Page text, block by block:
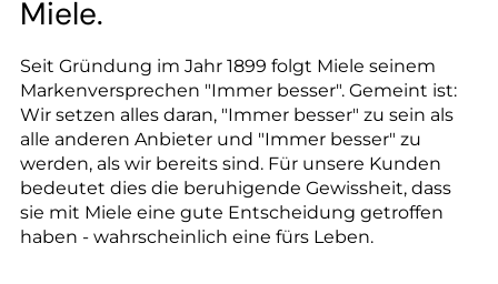
Miele.
Seit Gründung im Jahr 1899 folgt Miele seinem
Markenversprechen "Immer besser". Gemeint ist:
Wir setzen alles daran, "Immer besser" zu sein als
alle anderen Anbieter und "Immer besser" zu
werden, als wir bereits sind. Für unsere Kunden
bedeutet dies die beruhigende Gewissheit, dass
sie mit Miele eine gute Entscheidung getroffen
haben - wahrscheinlich eine fürs Leben.